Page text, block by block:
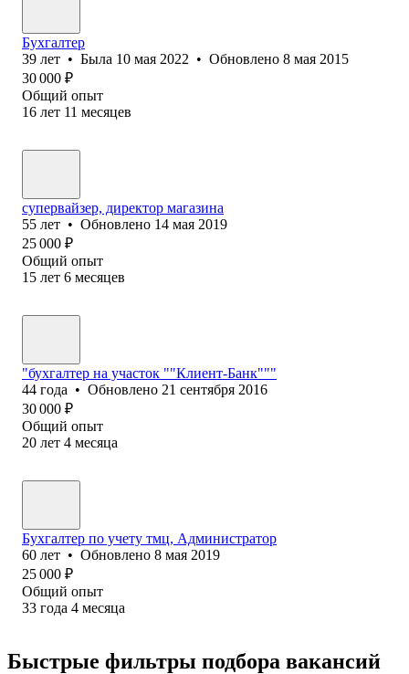
Бухгалтер
39 лет • Была 10 мая 2022 • Обновлено 8 мая 2015
30 000 ₽
Общий опыт
16 лет 11 месяцев
супервайзер, директор магазина
55 лет • Обновлено 14 мая 2019
25 000 ₽
Общий опыт
15 лет 6 месяцев
"бухгалтер на участок ""Клиент-Банк"""
44 года • Обновлено 21 сентября 2016
30 000 ₽
Общий опыт
20 лет 4 месяца
Бухгалтер по учету тмц, Администратор
60 лет • Обновлено 8 мая 2019
25 000 ₽
Общий опыт
33 года 4 месяца
Быстрые фильтры подбора вакансий